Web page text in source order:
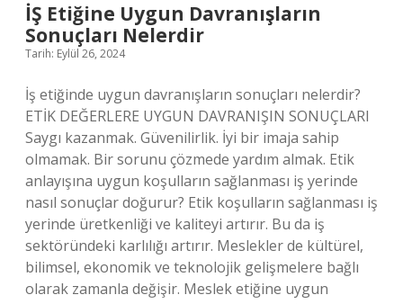
İŞ Etiğine Uygun Davranışların
Sonuçları Nelerdir
Tarih: Eylül 26, 2024
İş etiğinde uygun davranışların sonuçları nelerdir?
ETİK DEĞERLERE UYGUN DAVRANIŞIN SONUÇLARI
Saygı kazanmak. Güvenilirlik. İyi bir imaja sahip
olmamak. Bir sorunu çözmede yardım almak. Etik
anlayışına uygun koşulların sağlanması iş yerinde
nasıl sonuçlar doğurur? Etik koşulların sağlanması iş
yerinde üretkenliği ve kaliteyi artırır. Bu da iş
sektöründeki karlılığı artırır. Meslekler de kültürel,
bilimsel, ekonomik ve teknolojik gelişmelere bağlı
olarak zamanla değişir. Meslek etiğine uygun